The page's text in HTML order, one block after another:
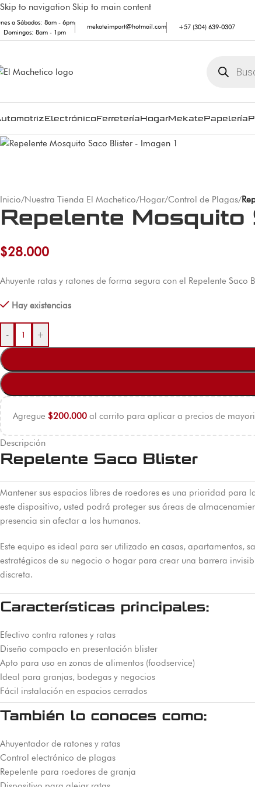
Skip to navigation Skip to main content
a Sábados: 8am - 6pm
Domingos: 8am - 1pm
mekateimport@hotmail.com +57 (304) 639-0307
ElectrónicoFerreteríaHogarMekatePapelería
Inicio/Nuestra Tienda El Machetico/Hogar/Control de Plagas/
Repelente Mosquito
$28.000
Ahuyente ratas y ratones de forma segura con el Repelente
Hay existencias
- +
Agregue $200.000 al carrito para aplicar a precios de
Descripción
Repelente Saco Blister
Mantener sus espacios libres de roedores es una prioridad para
este dispositivo, usted podrá proteger sus áreas de
presencia sin afectar a los humanos.
Este equipo es ideal para ser utilizado en casas, apartamentos,
estratégicos de su negocio o hogar para crear una barrera
discreta.
Características principales:
Efectivo contra ratones y ratas
Diseño compacto en presentación blister
Apto para uso en zonas de alimentos (foodservice)
Ideal para granjas, bodegas y negocios
Fácil instalación en espacios cerrados
También lo conoces como:
Ahuyentador de ratones y ratas
Control electrónico de plagas
Repelente para roedores de granja